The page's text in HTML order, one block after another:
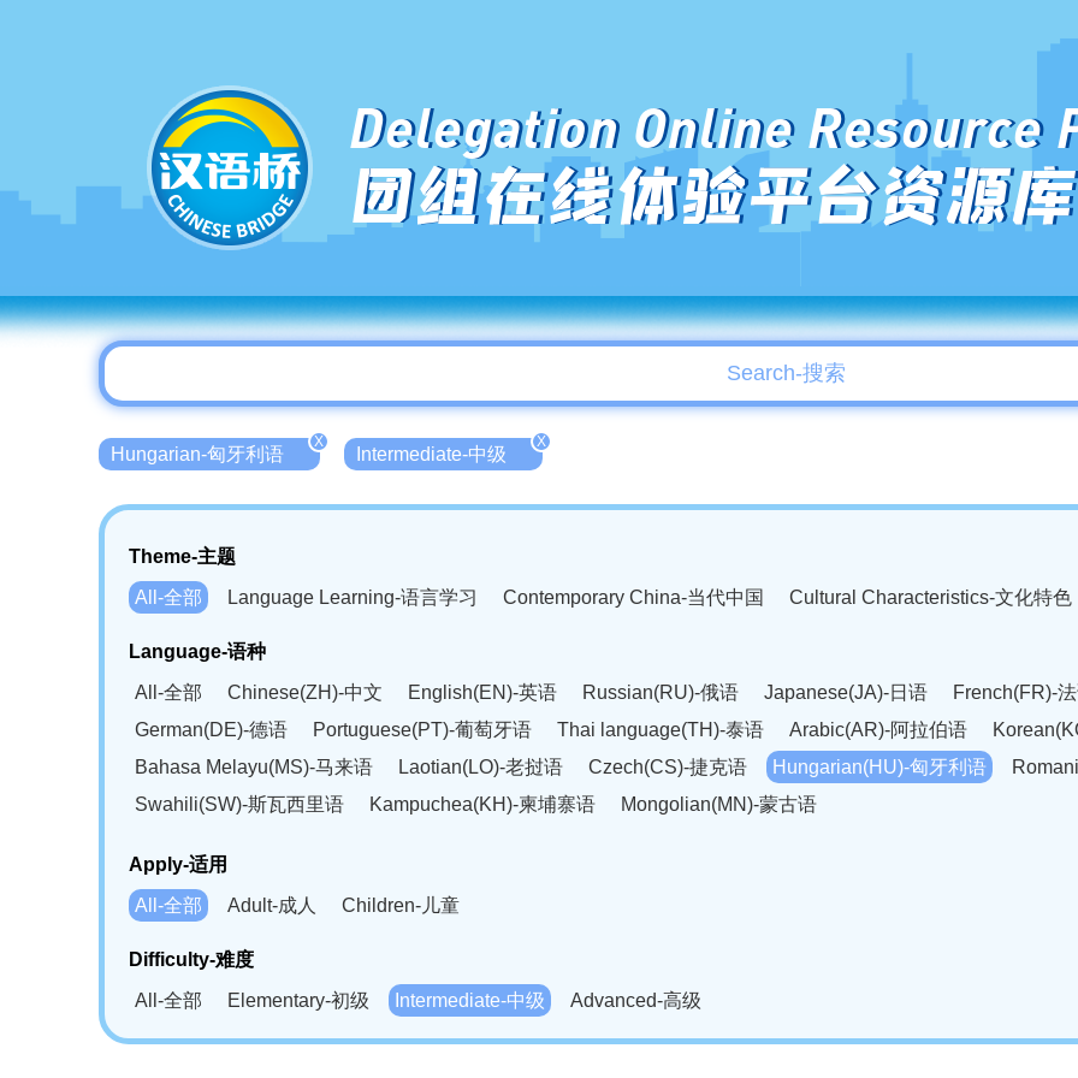
Delegation Online Resource
团组在线体验平台资源库
Hungarian-匈牙利语
X
Intermediate-中级
X
Theme-主题
All-全部
Language Learning-语言学习 Contemporary China-当代中国 Cultural Characteristics-文化特色
Language-语种
All-全部
Chinese(ZH)-中文 English(EN)-英语 Russian(RU)-俄语 Japanese(JA)-日语
French(FR)-
German(DE)-德语
Portuguese(PT)-葡萄牙语 Thai language(TH)-泰语 Arabic(AR)-阿拉伯语
Bahasa Melayu(MS)-马来语
Laotian(LO)-老挝语 Czech(CS)-捷克语 Hungarian(HU)-匈牙利语
Swahili(SW)-斯瓦西里语
Kampuchea(KH)-柬埔寨语 Mongolian(MN)-蒙古语
Apply-适用
All-全部
Adult-成人 Children-儿童
Difficulty-难度
All-全部
Elementary-初级 Intermediate-中级 Advanced-高级